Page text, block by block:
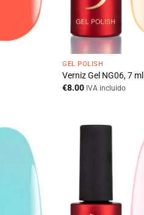
GEL POLISH
Verniz Gel NG06, 7 ml
€8.00 IVA incluido